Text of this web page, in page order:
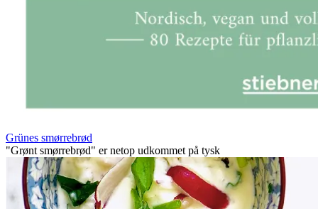
Grünes smørrebrød
"Grønt smørrebrød" er netop udkommet på tysk